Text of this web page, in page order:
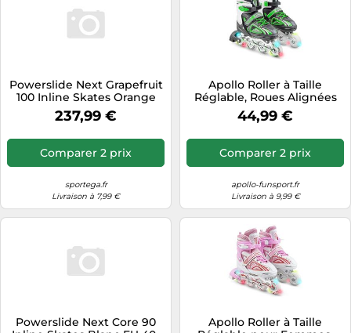
Powerslide Next Grapefruit
100 Inline Skates Orange
EU 38-39
237,99 €
Comparer 2 prix
sportega.fr
Livraison à 7,99 €
Apollo Roller à Taille
Réglable, Roues Alignées
LED, Tailles 31-42
44,99 €
Comparer 2 prix
apollo-funsport.fr
Livraison à 9,99 €
Powerslide Next Core 90
Apollo Roller à Taille